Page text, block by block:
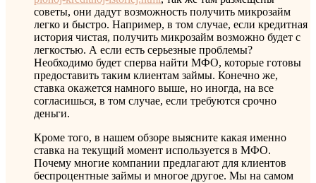
советы, они дадут возможность получить микрозайм
легко и быстро. Например, в том случае, если кредитная
история чистая, получить микрозайм возможно будет с
легкостью. А если есть серьезные проблемы?
Необходимо будет сперва найти МФО, которые готовы
предоставить таким клиентам займы. Конечно же,
ставка окажется намного выше, но иногда, на все
согласишься, в том случае, если требуются срочно
деньги.
Кроме того, в нашем обзоре выясните какая именно
ставка на текущий момент используется в МФО.
Почему многие компании предлагают для клиентов
беспроцентные займы и многое другое. Мы на самом